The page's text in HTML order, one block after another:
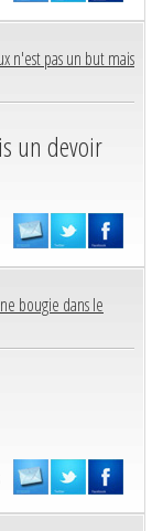
n'est pas un but mais
un devoir
bougie dans le